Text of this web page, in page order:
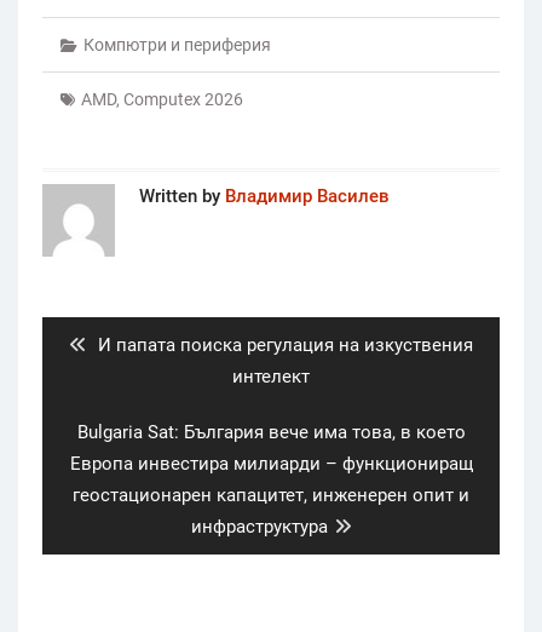
Forza Horizon 6 и 007
First Light
Компютри и периферия
AMD, Computex 2026
Written by Владимир Василев
Previous
И папата поиска регулация на изкуствения
интелект
Next
post:
Bulgaria Sat: България вече има това, в което
Европа инвестира милиарди – функциониращ
геостационарен капацитет, инженерен опит и
инфраструктура